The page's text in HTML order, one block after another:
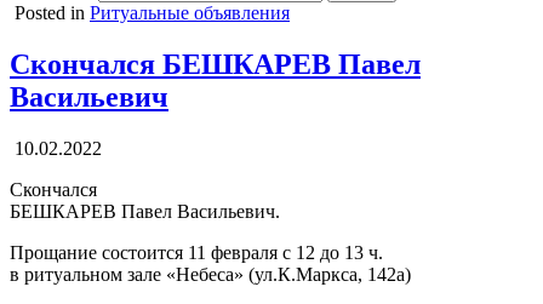
Posted in Ритуальные объявления
Скончался БЕШКАРЕВ Павел
Васильевич
10.02.2022
Скончался
БЕШКАРЕВ Павел Васильевич.
Прощание состоится 11 февраля с 12 до 13 ч.
в ритуальном зале «Небеса» (ул.К.Маркса, 142а)